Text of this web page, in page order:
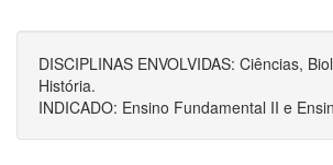
DISCIPLINAS ENVOLVIDAS: Ciências,
História.
INDICADO: Ensino Fundamental II e